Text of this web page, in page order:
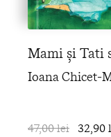
Mami și Tati
Ioana Chicet-
47,00 lei 32,90